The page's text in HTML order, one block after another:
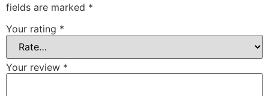
fields are marked *
Your rating *
Your review *